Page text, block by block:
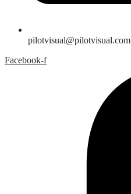
pilotvisual@pilotvisual.com
Facebook-f